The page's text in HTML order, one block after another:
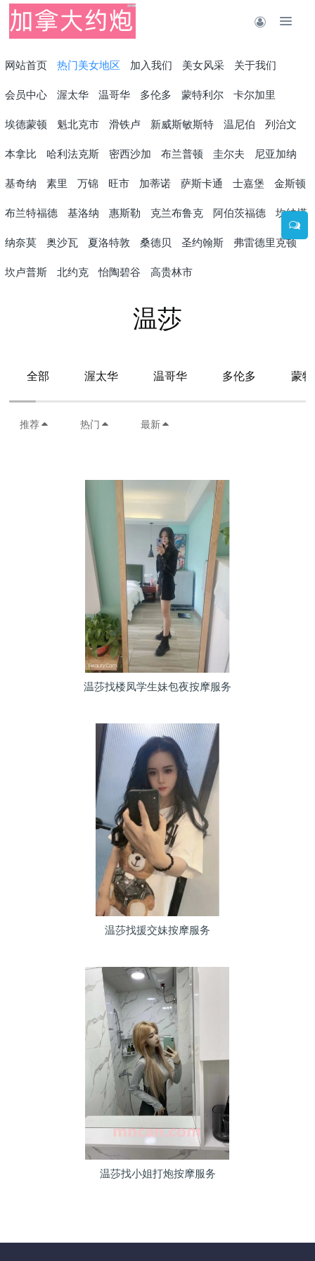
网站首页 热门美女地区 加入我们 美女风采 关于我们
会员中心 渥太华 温哥华 多伦多 蒙特利尔 卡尔加里
埃德蒙顿 魁北克市 滑铁卢 新威斯敏斯特 温尼伯 列治文
本拿比 哈利法克斯 密西沙加 布兰普顿 圭尔夫 尼亚加纳
基奇纳 素里 万锦 旺市 加蒂诺 萨斯卡通 士嘉堡 金斯顿
布兰特福德 基洛纳 惠斯勒 克兰布鲁克 阿伯茨福德 坎纳塔
纳奈莫 奥沙瓦 夏洛特敦 桑德贝 圣约翰斯 弗雷德里克顿
坎卢普斯 北约克 怡陶碧谷 高贵林市
温莎
全部 渥太华 温哥华 多伦多 蒙
推荐 热门 最新
温莎找楼凤学生妹包夜按摩服务
温莎找援交妹按摩服务
温莎找小姐打炮按摩服务